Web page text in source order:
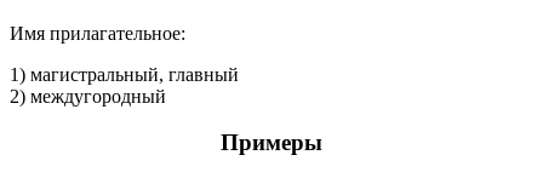
Имя прилагательное:
1) магистральный, главный
2) междугородный
Примеры